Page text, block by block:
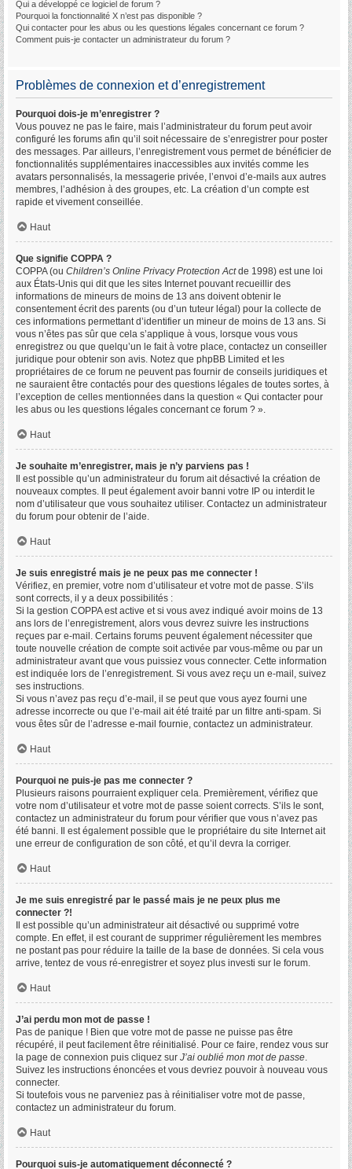
Qui a développé ce logiciel de forum ?
Pourquoi la fonctionnalité X n’est pas disponible ?
Qui contacter pour les abus ou les questions légales concernant ce forum ?
Comment puis-je contacter un administrateur du forum ?
Problèmes de connexion et d’enregistrement
Pourquoi dois-je m’enregistrer ?
Vous pouvez ne pas le faire, mais l’administrateur du forum peut avoir
configuré les forums afin qu’il soit nécessaire de s’enregistrer pour poster
des messages. Par ailleurs, l’enregistrement vous permet de bénéficier de
fonctionnalités supplémentaires inaccessibles aux invités comme les
avatars personnalisés, la messagerie privée, l’envoi d’e-mails aux autres
membres, l’adhésion à des groupes, etc. La création d’un compte est
rapide et vivement conseillée.
Haut
Que signifie COPPA ?
COPPA (ou Children’s Online Privacy Protection Actde 1998) est une loi
aux États-Unis qui dit que les sites Internet pouvant recueillir des
informations de mineurs de moins de 13 ans doivent obtenir le
consentement écrit des parents (ou d’un tuteur légal) pour la collecte de
ces informations permettant d’identifier un mineur de moins de 13 ans. Si
vous n’êtes pas sûr que cela s’applique à vous, lorsque vous vous
enregistrez ou que quelqu’un le fait à votre place, contactez un conseiller
juridique pour obtenir son avis. Notez que phpBB Limited et les
propriétaires de ce forum ne peuvent pas fournir de conseils juridiques et
ne sauraient être contactés pour des questions légales de toutes sortes, à
l’exception de celles mentionnées dans la question « Qui contacter pour
les abus ou les questions légales concernant ce forum ? ».
Haut
Je souhaite m’enregistrer, mais je n’y parviens pas !
Il est possible qu’un administrateur du forum ait désactivé la création de
nouveaux comptes. Il peut également avoir banni votre IP ou interdit le
nom d’utilisateur que vous souhaitez utiliser. Contactez un administrateur
du forum pour obtenir de l’aide.
Haut
Je suis enregistré mais je ne peux pas me connecter !
Vérifiez, en premier, votre nom d’utilisateur et votre mot de passe. S’ils
sont corrects, il y a deux possibilités :
Si la gestion COPPA est active et si vous avez indiqué avoir moins de 13
ans lors de l’enregistrement, alors vous devrez suivre les instructions
reçues par e-mail. Certains forums peuvent également nécessiter que
toute nouvelle création de compte soit activée par vous-même ou par un
administrateur avant que vous puissiez vous connecter. Cette information
est indiquée lors de l’enregistrement. Si vous avez reçu un e-mail, suivez
ses instructions.
Si vous n’avez pas reçu d’e-mail, il se peut que vous ayez fourni une
adresse incorrecte ou que l’e-mail ait été traité par un filtre anti-spam. Si
vous êtes sûr de l’adresse e-mail fournie, contactez un administrateur.
Haut
Pourquoi ne puis-je pas me connecter ?
Plusieurs raisons pourraient expliquer cela. Premièrement, vérifiez que
votre nom d’utilisateur et votre mot de passe soient corrects. S’ils le sont,
contactez un administrateur du forum pour vérifier que vous n’avez pas
été banni. Il est également possible que le propriétaire du site Internet ait
une erreur de configuration de son côté, et qu’il devra la corriger.
Haut
Je me suis enregistré par le passé mais je ne peux plus me
connecter ?!
Il est possible qu’un administrateur ait désactivé ou supprimé votre
compte. En effet, il est courant de supprimer régulièrement les membres
ne postant pas pour réduire la taille de la base de données. Si cela vous
arrive, tentez de vous ré-enregistrer et soyez plus investi sur le forum.
Haut
J’ai perdu mon mot de passe !
Pas de panique ! Bien que votre mot de passe ne puisse pas être
récupéré, il peut facilement être réinitialisé. Pour ce faire, rendez vous sur
la page de connexion puis cliquez sur J’ai oublié mon mot de passe.
Suivez les instructions énoncées et vous devriez pouvoir à nouveau vous
connecter.
Si toutefois vous ne parveniez pas à réinitialiser votre mot de passe,
contactez un administrateur du forum.
Haut
Pourquoi suis-je automatiquement déconnecté ?